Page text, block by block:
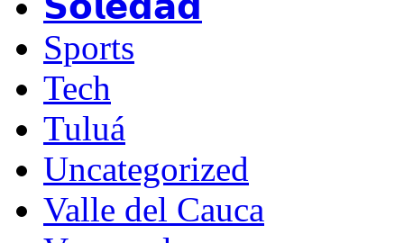
Sports
Tech
Tuluá
Uncategorized
Valle del Cauca